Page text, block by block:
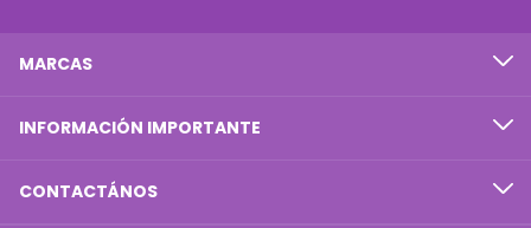
MARCAS
INFORMACIÓN IMPORTANTE
CONTACTÁNOS